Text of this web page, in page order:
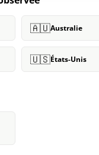
🇦🇺Australie
🇺🇸États-Unis